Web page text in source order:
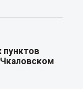
пунктов